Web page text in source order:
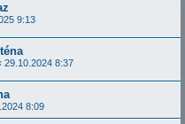
9:13
29.10.2024 8:37
8:09